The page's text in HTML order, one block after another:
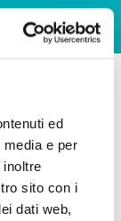
ed
e per
sito con i
dati web,